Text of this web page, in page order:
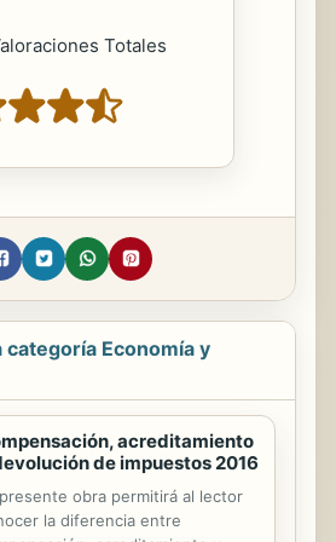
Totales
categoría Economía y
acreditamiento
de impuestos 2016
obra permitirá al lector
la diferencia entre